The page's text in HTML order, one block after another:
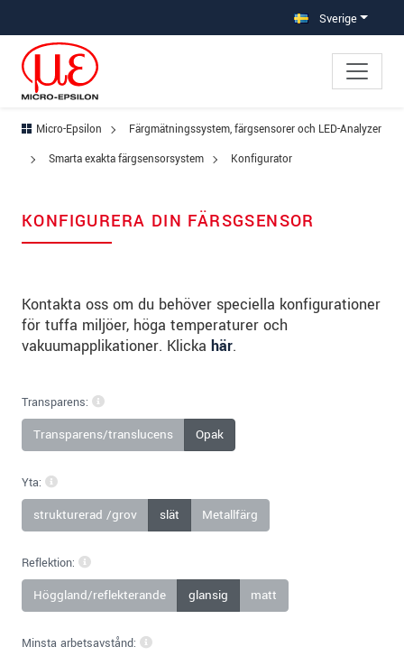
Sverige
Micro-Epsilon
Färgmätningssystem, färgsensorer och LED-Analyzer
Smarta exakta färgsensorsystem
Konfigurator
KONFIGURERA DIN FÄRSGSENSOR
Kontakta oss om du behöver speciella konfigurationer
för tuffa miljöer, höga temperaturer och
vakuumapplikationer. Klicka här.